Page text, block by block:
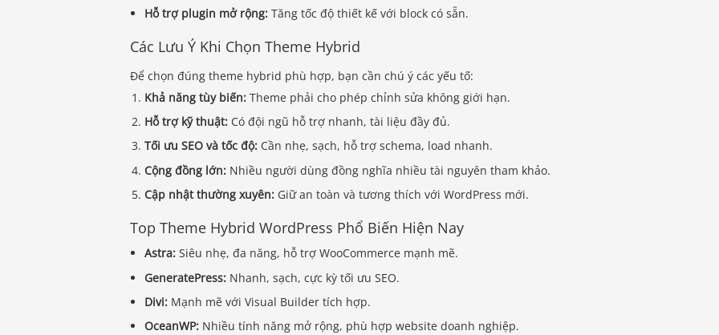
Hỗ trợ plugin mở rộng: Tăng tốc độ thiết kế với block có sẵn.
Các Lưu Ý Khi Chọn Theme Hybrid
Để chọn đúng theme hybrid phù hợp, bạn cần chú ý các yếu tố:
Khả năng tùy biến: Theme phải cho phép chỉnh sửa không giới hạn.
Hỗ trợ kỹ thuật: Có đội ngũ hỗ trợ nhanh, tài liệu đầy đủ.
Tối ưu SEO và tốc độ: Cần nhẹ, sạch, hỗ trợ schema, load nhanh.
Cộng đồng lớn: Nhiều người dùng đồng nghĩa nhiều tài nguyên tham khảo.
Cập nhật thường xuyên: Giữ an toàn và tương thích với WordPress mới.
Top Theme Hybrid WordPress Phổ Biến Hiện Nay
Astra: Siêu nhẹ, đa năng, hỗ trợ WooCommerce mạnh mẽ.
GeneratePress: Nhanh, sạch, cực kỳ tối ưu SEO.
Divi: Mạnh mẽ với Visual Builder tích hợp.
OceanWP: Nhiều tính năng mở rộng, phù hợp website doanh nghiệp.